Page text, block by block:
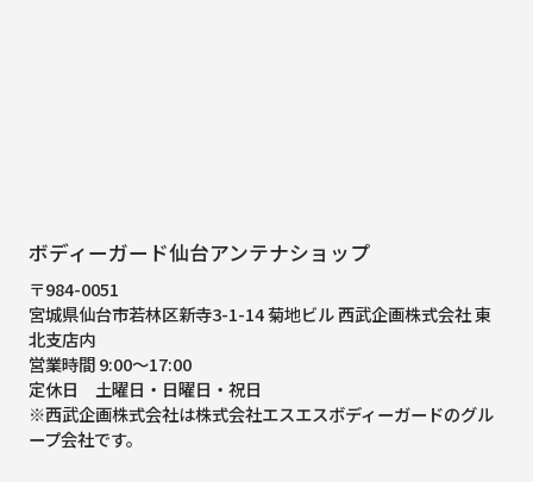
ボディーガード仙台アンテナショップ
〒984-0051
宮城県仙台市若林区新寺3-1-14 菊地ビル 西武企画株式会社 東
北支店内
営業時間 9:00～17:00
定休日 土曜日・日曜日・祝日
※西武企画株式会社は株式会社エスエスボディーガードのグル
ープ会社です。